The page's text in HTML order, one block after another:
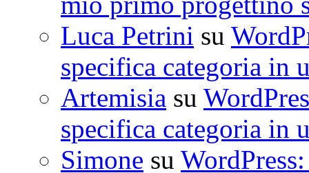
Luca Petrini su
specifica categoria in
Artemisia su
specifica categoria in
Simone su